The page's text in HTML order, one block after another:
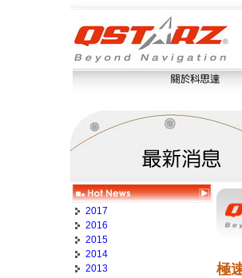
2017
2016
2015
2014
2013
極